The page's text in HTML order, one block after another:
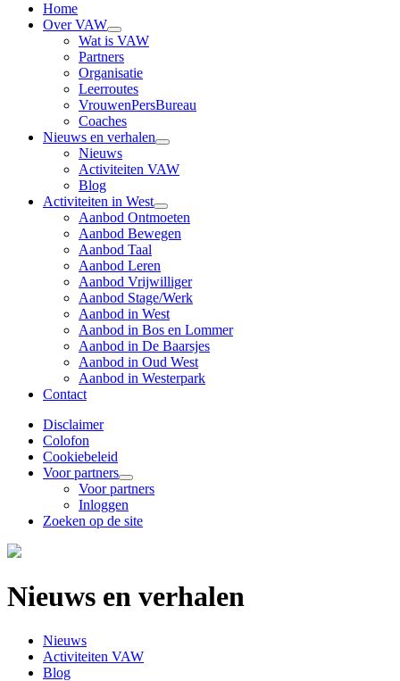
Home
Over VAW
Wat is VAW
Partners
Organisatie
Leerroutes
VrouwenPersBureau
Coaches
Nieuws en verhalen
Nieuws
Activiteiten VAW
Blog
Activiteiten in West
Aanbod Ontmoeten
Aanbod Bewegen
Aanbod Taal
Aanbod Leren
Aanbod Vrijwilliger
Aanbod Stage/Werk
Aanbod in West
Aanbod in Bos en Lommer
Aanbod in De Baarsjes
Aanbod in Oud West
Aanbod in Westerpark
Contact
Disclaimer
Colofon
Cookiebeleid
Voor partners
Voor partners
Inloggen
Zoeken op de site
Nieuws en verhalen
Nieuws
Activiteiten VAW
Blog